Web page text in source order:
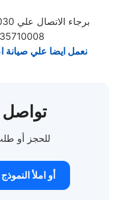
– 0235699066
نعمل ايضا علي صيانة
📞
للحجز أو
أو املأ النموذج